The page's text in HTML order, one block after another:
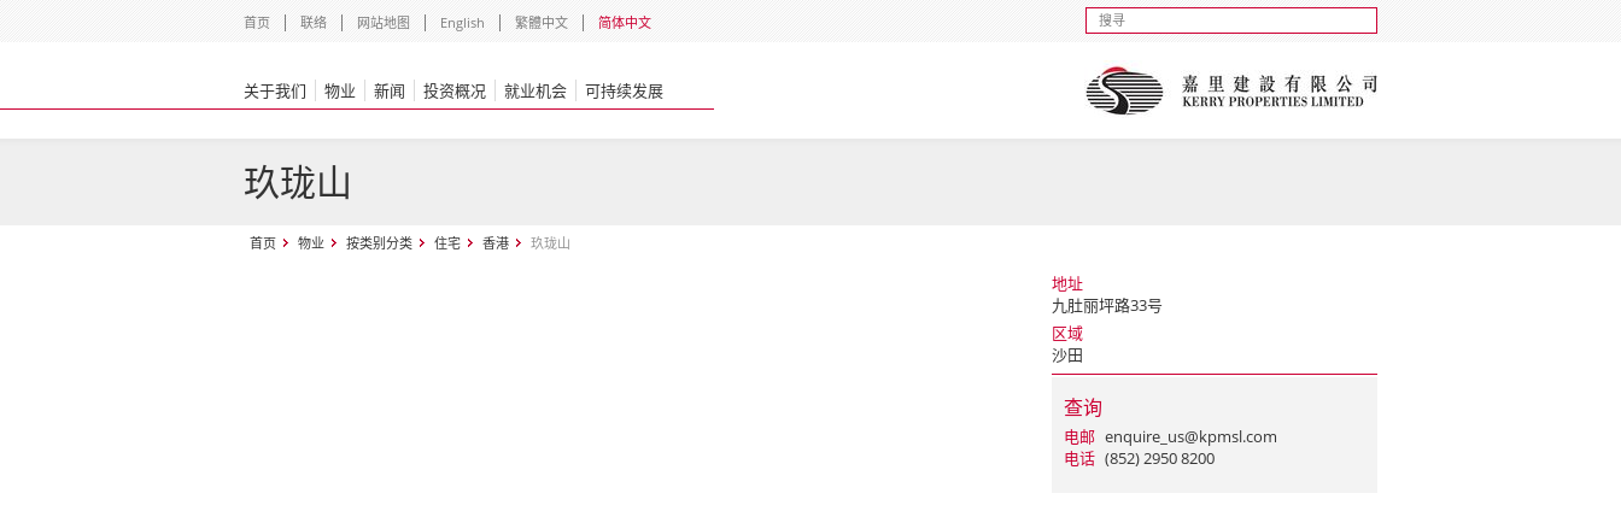
首页 联络 网站地图 English 繁體中文 简体中文
关于我们 物业 新闻 投资概况 就业机会 可持续发展
玖珑山
首页 物业 按类别分类 住宅 香港 玖珑山
地址
九肚丽坪路33号
区域
沙田
查询
电邮 enquire_us@kpmsl.com
电话 (852) 2950 8200